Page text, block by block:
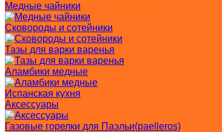
Медные чайники
Сковороды и сотейники
Тазы для варки варенья
Аламбики медные
Испанская кухня
Аксессуары
Газовые горелки для Паэльи(paelleros)